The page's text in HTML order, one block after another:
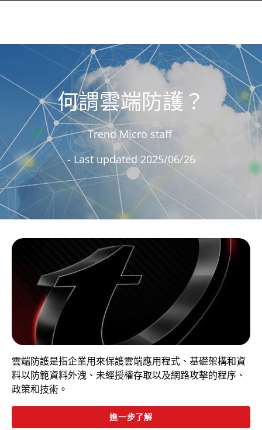
何謂雲端防護？
Trend Micro staff
- Last updated 2025/06/26
雲端防護是指企業用來保護雲端應用程式、基礎架構和資
料以防範資料外洩、未經授權存取以及網路攻擊的程序、
政策和技術。
進一步了解